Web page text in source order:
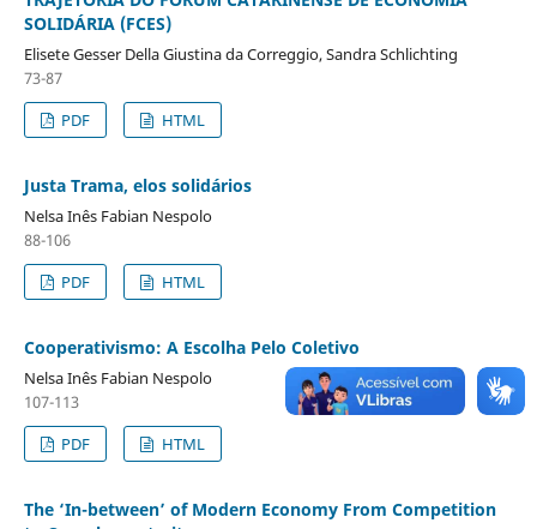
SOLIDÁRIA (FCES)
Elisete Gesser Della Giustina da Correggio, Sandra Schlichting
73-87
PDF
HTML
Justa Trama, elos solidários
Nelsa Inês Fabian Nespolo
88-106
PDF
HTML
Cooperativismo: A Escolha Pelo Coletivo
Nelsa Inês Fabian Nespolo
107-113
PDF
HTML
The ‘In-between’ of Modern Economy From Competition